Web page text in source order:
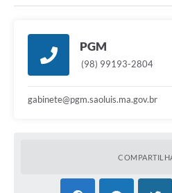
PGM
(98) 99193-2804
gabinete@pgm.saoluis.ma.gov.br